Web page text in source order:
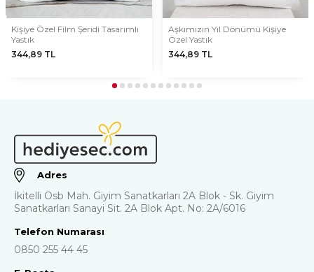
Kişiye Özel Film Şeridi Tasarımlı
Yastık
344,89 TL
Aşkımızın Yıl Dönümü Kişiye
Özel Yastık
344,89TL
Adres
İkitelli Osb Mah. Giyim Sanatkarları 2A Blok - Sk. Giyim
Sanatkarları Sanayi Sit. 2A Blok Apt. No: 2A/6016
Telefon Numarası
0850 255 44 45